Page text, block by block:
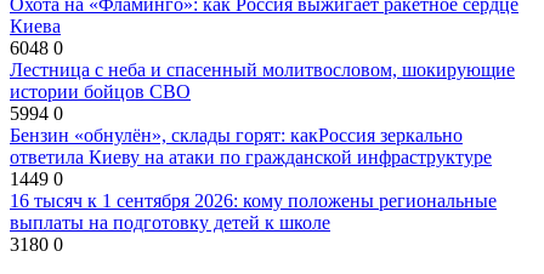
Охота на «Фламинго»: как Россия выжигает ракетное сердце
Киева
6048 0
Лестница с неба и спасенный молитвословом, шокирующие
истории бойцов СВО
5994 0
Бензин «обнулён», склады горят: какРоссия зеркально
ответила Киеву на атаки по гражданской инфраструктуре
1449 0
16 тысяч к 1 сентября 2026: кому положены региональные
выплаты на подготовку детей к школе
3180 0